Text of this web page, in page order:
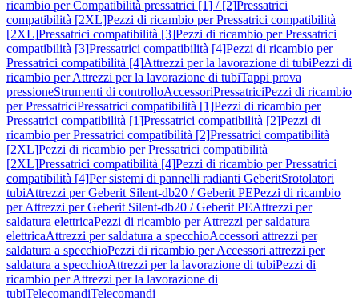
ricambio per Compatibilità pressatrici [1] / [2]Pressatrici
compatibilità [2XL]Pezzi di ricambio per Pressatrici compatibilità
[2XL]Pressatrici compatibilità [3]Pezzi di ricambio per Pressatrici
compatibilità [3]Pressatrici compatibilità [4]Pezzi di ricambio per
Pressatrici compatibilità [4]Attrezzi per la lavorazione di tubiPezzi di
ricambio per Attrezzi per la lavorazione di tubiTappi prova
pressioneStrumenti di controlloAccessoriPressatriciPezzi di ricambio
per PressatriciPressatrici compatibilità [1]Pezzi di ricambio per
Pressatrici compatibilità [1]Pressatrici compatibilità [2]Pezzi di
ricambio per Pressatrici compatibilità [2]Pressatrici compatibilità
[2XL]Pezzi di ricambio per Pressatrici compatibilità
[2XL]Pressatrici compatibilità [4]Pezzi di ricambio per Pressatrici
compatibilità [4]Per sistemi di pannelli radianti GeberitSrotolatori
tubiAttrezzi per Geberit Silent-db20 / Geberit PEPezzi di ricambio
per Attrezzi per Geberit Silent-db20 / Geberit PEAttrezzi per
saldatura elettricaPezzi di ricambio per Attrezzi per saldatura
elettricaAttrezzi per saldatura a specchioAccessori attrezzi per
saldatura a specchioPezzi di ricambio per Accessori attrezzi per
saldatura a specchioAttrezzi per la lavorazione di tubiPezzi di
ricambio per Attrezzi per la lavorazione di
tubiTelecomandiTelecomandi